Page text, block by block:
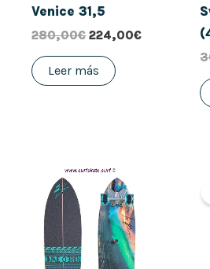
Venice 31,5
280,00€ 224,00€
Leer más